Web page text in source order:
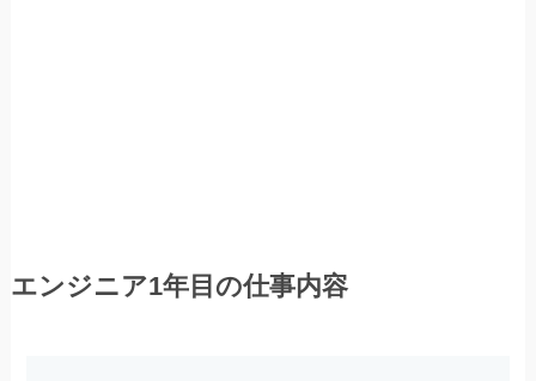
エンジニア1年目の仕事内容